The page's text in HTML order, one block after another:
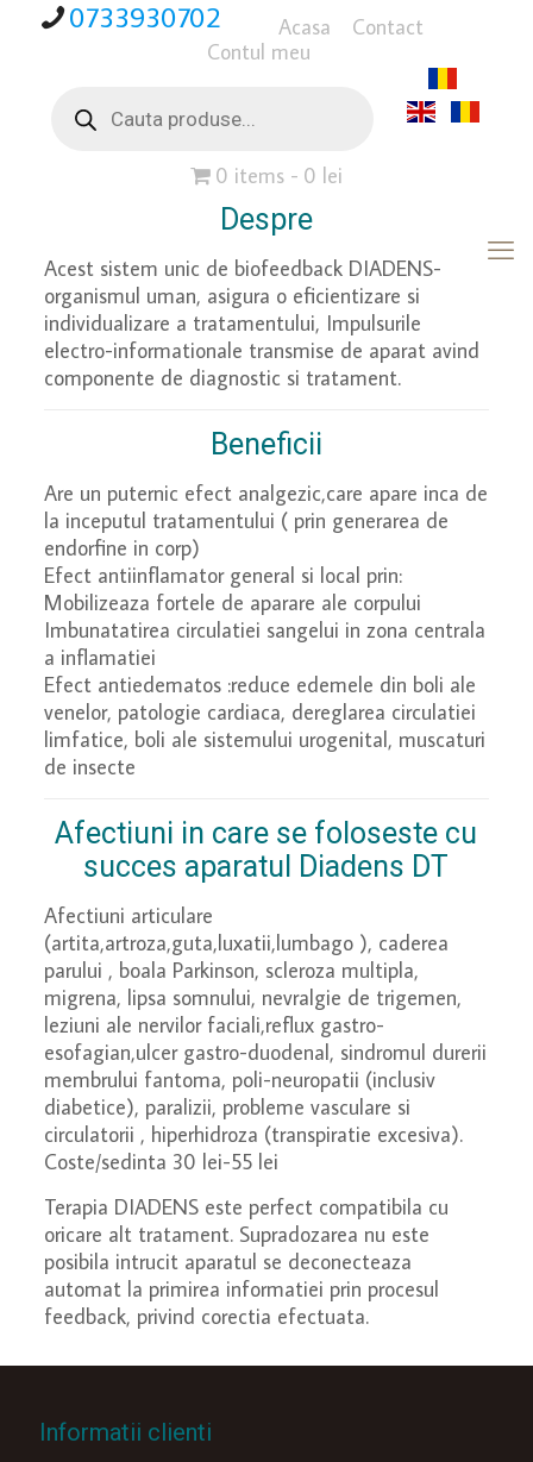
0733930702 Acasa
Contact
Contul meu
search
0 items 0 lei
Despre
Acest sistem unic de biofeedback DIADENS-
organismul uman, asigura o eficientizare si
individualizare a tratamentului, Impulsurile
electro-informationale transmise de aparat avind
componente de diagnostic si tratament.
Beneficii
Are un puternic efect analgezic,care apare inca de
la inceputul tratamentului ( prin generarea de
endorfine in corp)
Efect antiinflamator general si local prin:
Mobilizeaza fortele de aparare ale corpului
Imbunatatirea circulatiei sangelui in zona centrala
a inflamatiei
Efect antiedematos :reduce edemele din boli ale
venelor, patologie cardiaca, dereglarea circulatiei
limfatice, boli ale sistemului urogenital, muscaturi
de insecte
Afectiuni in care se foloseste cu
succes aparatul Diadens DT
Afectiuni articulare
(artita,artroza,guta,luxatii,lumbago ), caderea
parului , boala Parkinson, scleroza multipla,
migrena, lipsa somnului, nevralgie de trigemen,
leziuni ale nervilor faciali,reflux gastro-
esofagian,ulcer gastro-duodenal, sindromul durerii
membrului fantoma, poli-neuropatii (inclusiv
diabetice), paralizii, probleme vasculare si
circulatorii , hiperhidroza (transpiratie excesiva).
Coste/sedinta 30 lei-55 lei
Terapia DIADENS este perfect compatibila cu
oricare alt tratament. Supradozarea nu este
posibila intrucit aparatul se deconecteaza
automat la primirea informatiei prin procesul
feedback, privind corectia efectuata.
Informatii clienti